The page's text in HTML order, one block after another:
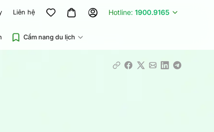
Liên hệ Hotline: 1900.9165
Cẩm nang du lịch